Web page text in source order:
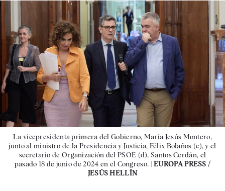
La vicepresidenta primera del Gobierno, María Jesús Montero,
junto al ministro de la Presidencia y Justicia, Félix Bolaños (c), y el
secretario de Organización del PSOE (d), Santos Cerdán, el
pasado 18 de junio de 2024 en el Congreso. |EUROPA PRESS /
JESÚS HELLÍN